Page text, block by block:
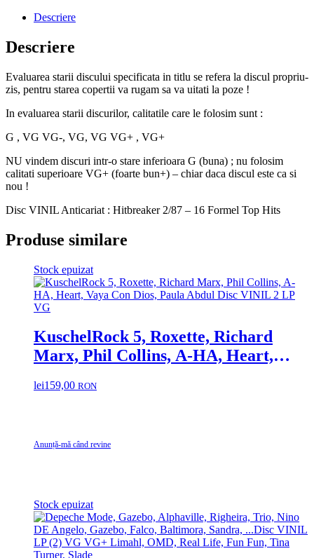
Descriere
Descriere
Evaluarea starii discului specificata in titlu se refera la discul propriu-
zis, pentru starea copertii va rugam sa va uitati la poze !
In evaluarea starii discurilor, calitatile care le folosim sunt :
G , VG VG-, VG, VG VG+ , VG+
NU vindem discuri intr-o stare inferioara G (buna) ; nu folosim
calitati superioare VG+ (foarte bun+) – chiar daca discul este ca si
nou !
Disc VINIL Anticariat : Hitbreaker 2/87 – 16 Formel Top Hits
Produse similare
Stock epuizat
KuschelRock 5, Roxette, Richard
Marx, Phil Collins, A-HA, Heart,
VINIL 2 LP VG
lei159,00 RON
Anunță-mă când revine
Stock epuizat